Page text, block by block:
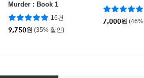
Murder : Book 1
16건
9,750원 (35% 할인)
7,000원